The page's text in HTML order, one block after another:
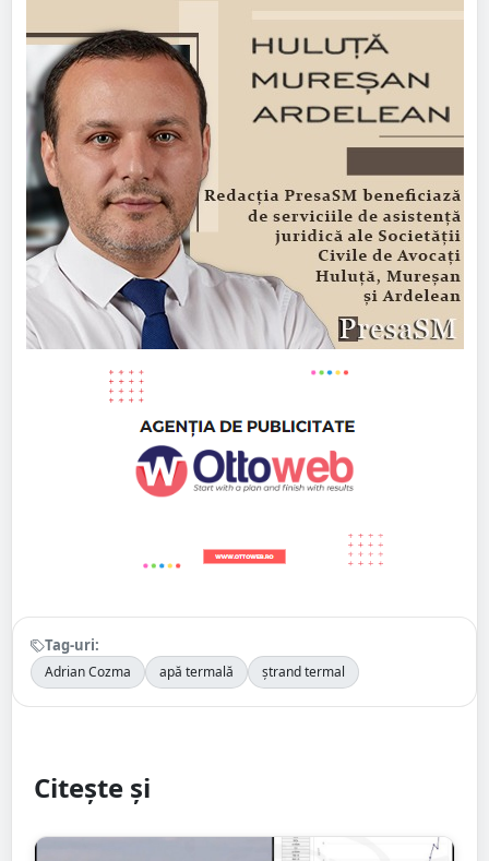
Tag-uri:
Adrian Cozma apă termală ștrand termal
Citește și